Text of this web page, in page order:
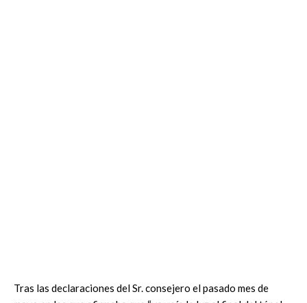
Tras las declaraciones del Sr. consejero el pasado mes de